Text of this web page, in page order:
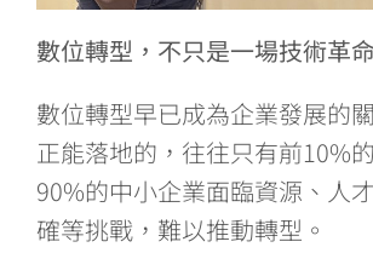
數位轉型，不只是一場技術革命
數位轉型早已成為企業發展的
正能落地的，往往只有前10%
90%的中小企業面臨資源、人
確等挑戰，難以推動轉型。